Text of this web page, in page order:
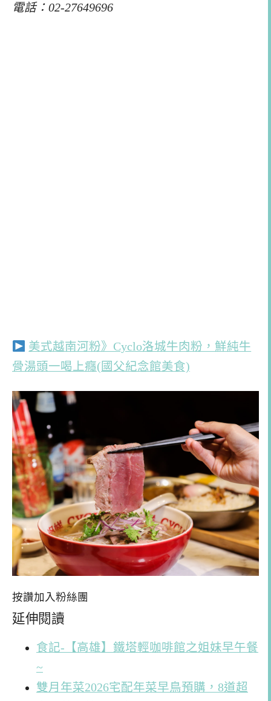
電話：02-27649696
美式越南河粉》Cyclo洛城牛肉粉，鮮純牛
骨湯頭一喝上癮(國父紀念館美食)
按讚加入粉絲團
延伸閱讀
食記-【高雄】鐵塔輕咖啡館之姐妹早午餐
~
雙月年菜2026宅配年菜早鳥預購，8道超